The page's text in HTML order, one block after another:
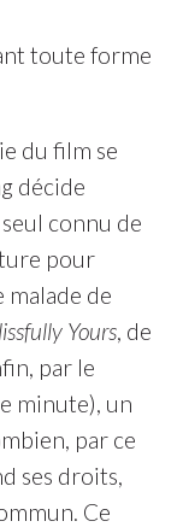
toute forme
du film se
décide
connu de
pour
de
Yours, de
par le
minute), un
par ce
ses droits,
Ce